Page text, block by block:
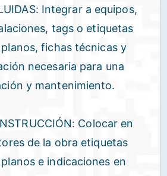
Integrar a equipos,
tags o etiquetas
fichas técnicas y
necesaria para una
y mantenimiento.
Colocar en
de la obra etiquetas
e indicaciones en